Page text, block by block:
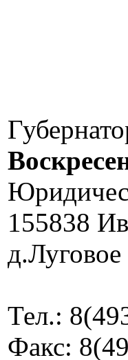
155838
Тел.:
Факс: